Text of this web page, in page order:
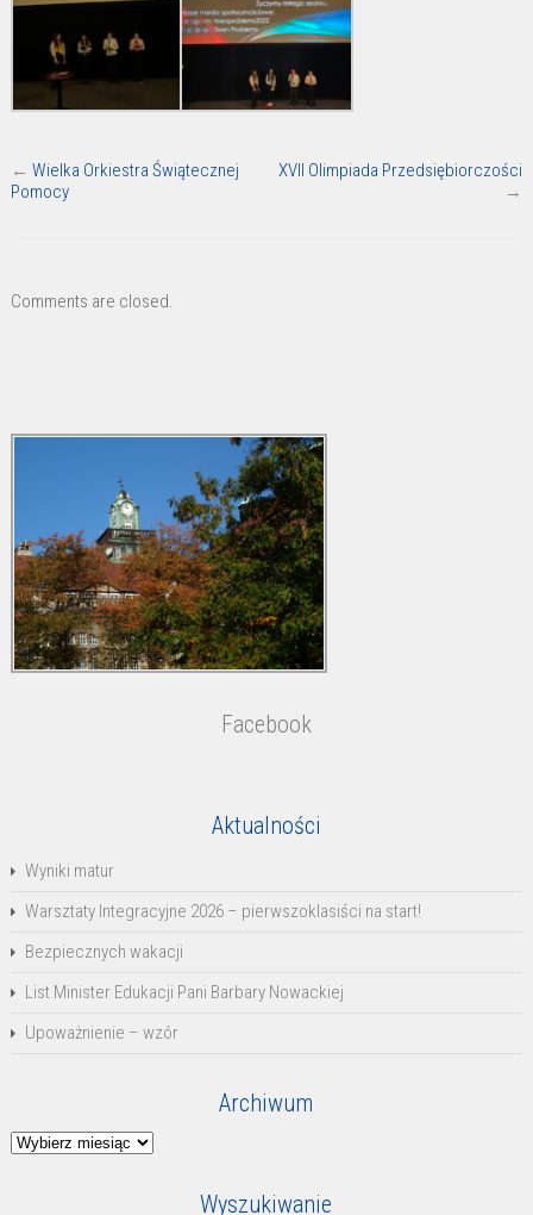
← Wielka Orkiestra Świątecznej
Pomocy
XVII Olimpiada Przedsiębiorczości
→
Comments are closed.
Facebook
Aktualności
Wyniki matur
Warsztaty Integracyjne 2026 – pierwszoklasiści na start!
Bezpiecznych wakacji
List Minister Edukacji Pani Barbary Nowackiej
Upoważnienie – wzór
Archiwum
Archiwum
Wyszukiwanie